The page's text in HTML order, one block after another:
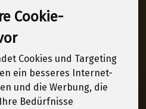
Cookie-
Cookies und Targeting
ein besseres Internet-
und die Werbung, die
Bedürfnisse